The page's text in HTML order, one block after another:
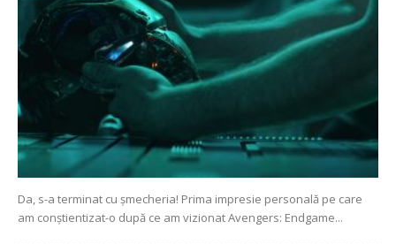
Da, s-a terminat cu șmecheria! Prima impresie personală pe care
am conștientizat-o după ce am vizionat Avengers: Endgame...